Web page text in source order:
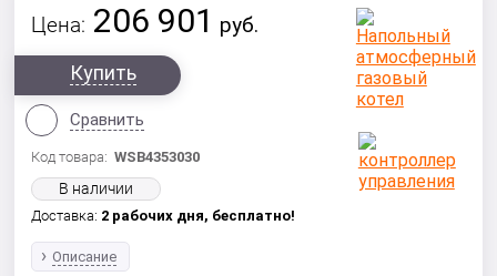
Цена: 206 901 руб.
Купить
Сравнить
Код товара:WSB4353030
В наличии
Доставка: 2 рабочих дня, бесплатно!
Описание